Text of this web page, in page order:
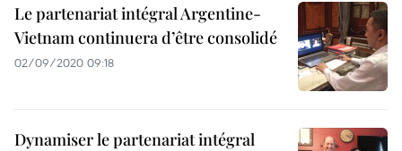
Le partenariat intégral Argentine-
Vietnam continuera d’être consolidé
02/09/2020 09:18
Dynamiser le partenariat intégral